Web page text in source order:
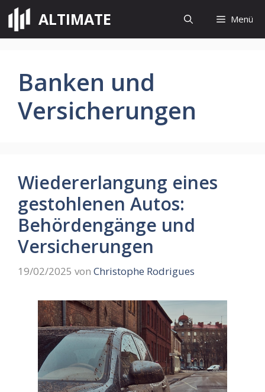
Zum
Inhalt
springen
ALTIMATE Menü
Banken und
Versicherungen
Wiedererlangung eines
gestohlenen Autos:
Behördengänge und
Versicherungen
19/02/2025 von Christophe Rodrigues